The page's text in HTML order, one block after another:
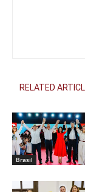
RELATED
Brasil